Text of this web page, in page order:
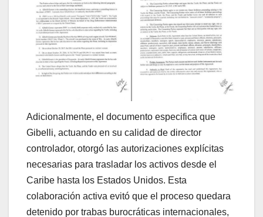
Adicionalmente, el documento especifica que
Gibelli, actuando en su calidad de director
controlador, otorgó las autorizaciones explícitas
necesarias para trasladar los activos desde el
Caribe hasta los Estados Unidos. Esta
colaboración activa evitó que el proceso quedara
detenido por trabas burocráticas internacionales,